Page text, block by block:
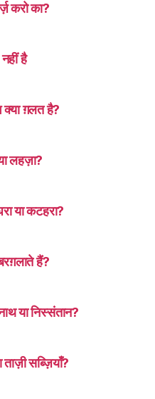
करो का?
है
क्या ग़लत है?
लहज़ा?
या कटहरा?
हैं?
या निस्संतान?
सब्ज़ियाँ?